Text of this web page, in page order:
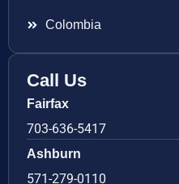
Colombia
Call Us
Fairfax
703-636-5417
Ashburn
571-279-0110